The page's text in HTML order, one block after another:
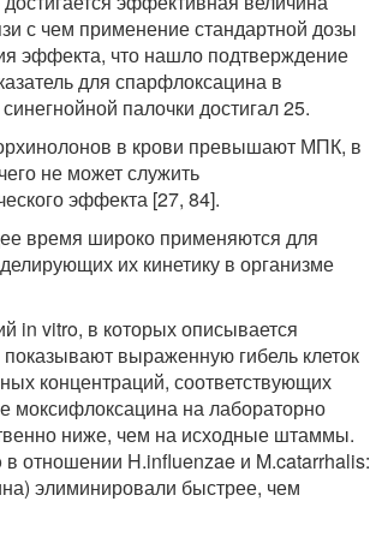
с чем применение стандартной дозы
эффекта, что нашло подтверждение
для спарфлоксацина в
палочки достигал 25.
в крови превышают МПК, в
не может служить
эффекта [27, 84].
время широко применяются для
их кинетику в организме
in vitro, в которых описывается
выраженную гибель клеток
концентраций, соответствующих
моксифлоксацина на лабораторно
ниже, чем на исходные штаммы.
отношении H.influenzae и M.catarrhalis:
элиминировали быстрее, чем